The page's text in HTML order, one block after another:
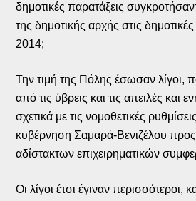
δημοτικές παρατάξεις
της δημοτικής αρχής στις
2014;
Την τιμή της Πόλης έσωσαν λίγοι,
από τις ύβρεις και τις απειλές και
σχετικά με τις νομοθετικές
κυβέρνηση Σαμαρά-Βενιζέλου
αδίστακτων επιχειρηματικών
Οι λίγοι έτσι έγιναν περισσότεροι,